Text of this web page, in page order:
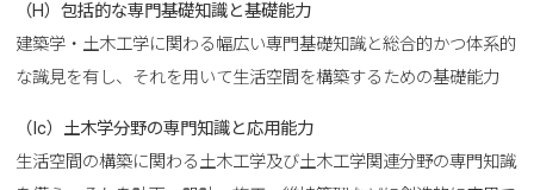
（H）包括的な専門基礎知識と基礎能力
建築学・土木工学に関わる幅広い専門基礎知識と総合的かつ体系的
な識見を有し、それを用いて生活空間を構築するための基礎能力
（Ic）土木学分野の専門知識と応用能力
生活空間の構築に関わる土木工学及び土木工学関連分野の専門知識